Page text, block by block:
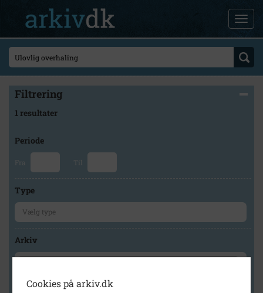
Filtrering
1 resultater
Periode
Fra Til
Type
Arkiv
Cookies på arkiv.dk